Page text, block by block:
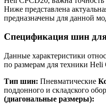
Ниже представлена
предназначены для данной
Спецификация шин
Данные характеристики
по размерам для техники Heli
Тип шин: Пневматические
поддонного и складского
(диагональные размеры):